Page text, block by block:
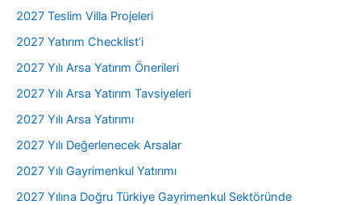
2027 Teslim Villa Projeleri
2027 Yatırım Checklist’i
2027 Yılı Arsa Yatırım Önerileri
2027 Yılı Arsa Yatırım Tavsiyeleri
2027 Yılı Arsa Yatırımı
2027 Yılı Değerlenecek Arsalar
2027 Yılı Gayrimenkul Yatırımı
2027 Yılına Doğru Türkiye Gayrimenkul Sektöründe